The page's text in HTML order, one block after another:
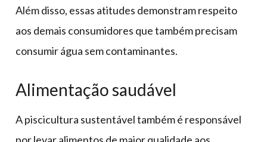
Além disso, essas atitudes demonstram respeito
aos demais consumidores que também precisam
consumir água sem contaminantes.
Alimentação saudável
A piscicultura sustentável também é responsável